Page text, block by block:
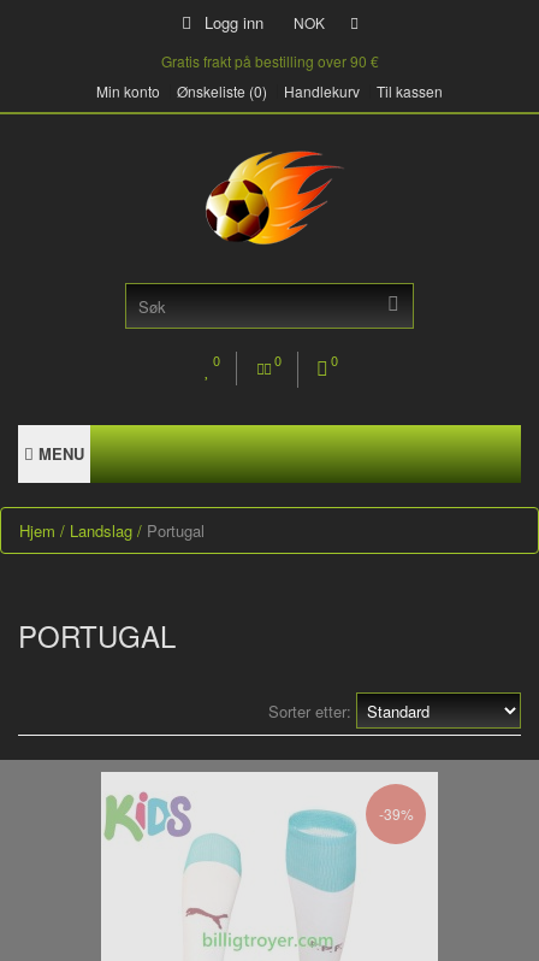
Logg inn
NOK
Gratis frakt på bestilling over 90 €
Min konto
Ønskeliste (0) Handlekurv Til kassen
0 0 0
MENU
Hjem Landslag Portugal
PORTUGAL
Sorter etter:
-39%